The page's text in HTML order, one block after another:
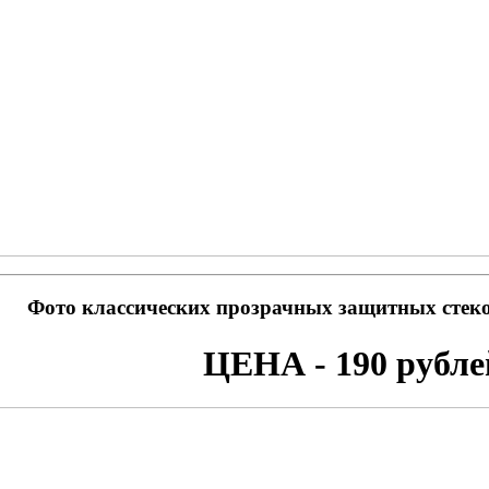
Фото классических прозрачных защитных
ЦЕНА - 190